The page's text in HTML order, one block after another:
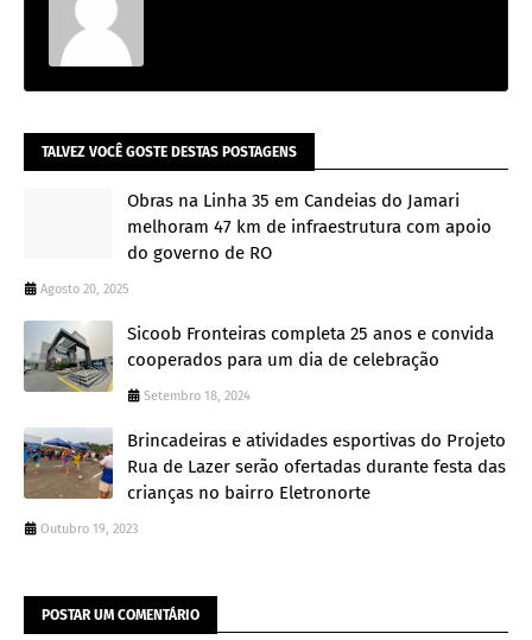
TALVEZ VOCÊ GOSTE DESTAS POSTAGENS
Obras na Linha 35 em Candeias do Jamari
melhoram 47 km de infraestrutura com apoio
do governo de RO
Agosto 20, 2025
Sicoob Fronteiras completa 25 anos e convida
cooperados para um dia de celebração
Setembro 18, 2024
Brincadeiras e atividades esportivas do Projeto
Rua de Lazer serão ofertadas durante festa das
crianças no bairro Eletronorte
Outubro 19, 2023
POSTAR UM COMENTÁRIO